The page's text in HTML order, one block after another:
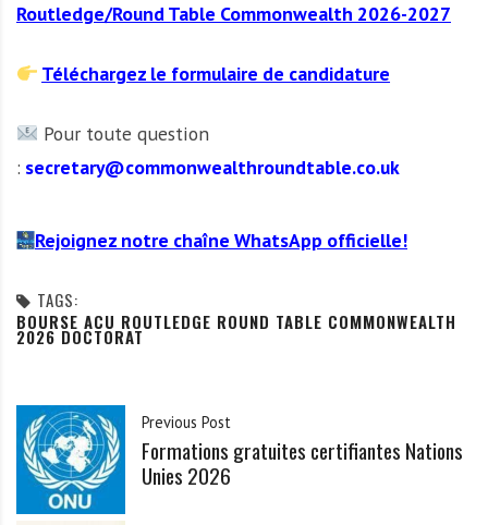
Routledge/Round Table Commonwealth 2026-2027
Téléchargez le formulaire de candidature
Pour toute question
: secretary@commonwealthroundtable.co.uk
Rejoignez notre chaîne WhatsApp officielle!
TAGS:
BOURSE ACU ROUTLEDGE ROUND TABLE COMMONWEALTH
2026 DOCTORAT
Previous Post
Formations gratuites certifiantes Nations
Unies 2026